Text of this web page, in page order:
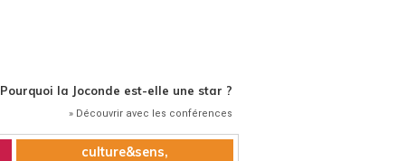
Pourquoi la Joconde est-elle une star ?
» Découvrir avec les conférences
culture&sens,